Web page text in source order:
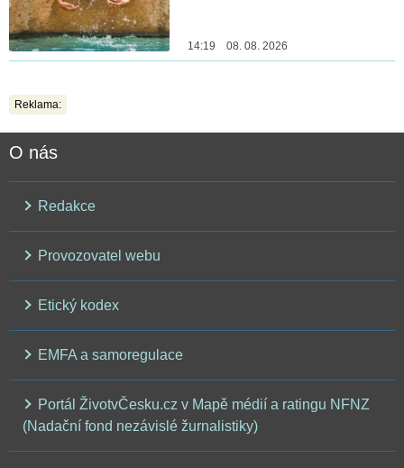
14:19 08. 08. 2026
Reklama:
O nás
Redakce
Provozovatel webu
Etický kodex
EMFA a samoregulace
Portál ŽivotvČesku.cz v Mapě médií a ratingu NFNZ
(Nadační fond nezávislé žurnalistiky)